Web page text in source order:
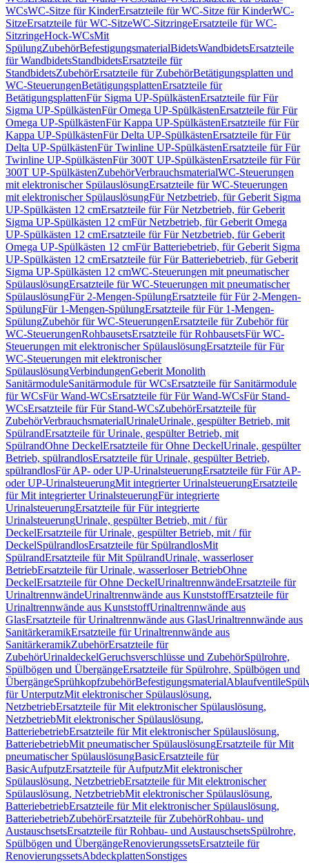
WCsWC-Sitze für KinderErsatzteile für WC-Sitze für KinderWC-
SitzeErsatzteile für WC-SitzeWC-SitzringeErsatzteile für WC-
SitzringeHock-WCsMit
SpülungZubehörBefestigungsmaterialBidetsWandbidetsErsatzteile
für WandbidetsStandbidetsErsatzteile für
StandbidetsZubehörErsatzteile für ZubehörBetätigungsplatten und
WC-SteuerungenBetätigungsplattenErsatzteile für
BetätigungsplattenFür Sigma UP-SpülkästenErsatzteile für Für
Sigma UP-SpülkästenFür Omega UP-SpülkästenErsatzteile für Für
Omega UP-SpülkästenFür Kappa UP-SpülkästenErsatzteile für Für
Kappa UP-SpülkästenFür Delta UP-SpülkästenErsatzteile für Für
Delta UP-SpülkästenFür Twinline UP-SpülkästenErsatzteile für Für
Twinline UP-SpülkästenFür 300T UP-SpülkästenErsatzteile für Für
300T UP-SpülkästenZubehörVerbrauchsmaterialWC-Steuerungen
mit elektronischer SpülauslösungErsatzteile für WC-Steuerungen
mit elektronischer SpülauslösungFür Netzbetrieb, für Geberit Sigma
UP-Spülkästen 12 cmErsatzteile für Für Netzbetrieb, für Geberit
Sigma UP-Spülkästen 12 cmFür Netzbetrieb, für Geberit Omega
UP-Spülkästen 12 cmErsatzteile für Für Netzbetrieb, für Geberit
Omega UP-Spülkästen 12 cmFür Batteriebetrieb, für Geberit Sigma
UP-Spülkästen 12 cmErsatzteile für Für Batteriebetrieb, für Geberit
Sigma UP-Spülkästen 12 cmWC-Steuerungen mit pneumatischer
SpülauslösungErsatzteile für WC-Steuerungen mit pneumatischer
SpülauslösungFür 2-Mengen-SpülungErsatzteile für Für 2-Mengen-
SpülungFür 1-Mengen-SpülungErsatzteile für Für 1-Mengen-
SpülungZubehör für WC-SteuerungenErsatzteile für Zubehör für
WC-SteuerungenRohbausetsErsatzteile für RohbausetsFür WC-
Steuerungen mit elektronischer SpülauslösungErsatzteile für Für
WC-Steuerungen mit elektronischer
SpülauslösungVerbindungenGeberit Monolith
SanitärmoduleSanitärmodule für WCsErsatzteile für Sanitärmodule
für WCsFür Wand-WCsErsatzteile für Für Wand-WCsFür Stand-
WCsErsatzteile für Für Stand-WCsZubehörErsatzteile für
ZubehörVerbrauchsmaterialUrinaleUrinale, gespülter Betrieb, mit
SpülrandErsatzteile für Urinale, gespülter Betrieb, mit
SpülrandOhne DeckelErsatzteile für Ohne DeckelUrinale, gespülter
Betrieb, spülrandlosErsatzteile für Urinale, gespülter Betrieb,
spülrandlosFür AP- oder UP-UrinalsteuerungErsatzteile für Für AP-
oder UP-UrinalsteuerungMit integrierter UrinalsteuerungErsatzteile
für Mit integrierter UrinalsteuerungFür integrierte
UrinalsteuerungErsatzteile für Für integrierte
UrinalsteuerungUrinale, gespülter Betrieb, mit / für
DeckelErsatzteile für Urinale, gespülter Betrieb, mit / für
DeckelSpülrandlosErsatzteile für SpülrandlosMit
SpülrandErsatzteile für Mit SpülrandUrinale, wasserloser
BetriebErsatzteile für Urinale, wasserloser BetriebOhne
DeckelErsatzteile für Ohne DeckelUrinaltrennwändeErsatzteile für
UrinaltrennwändeUrinaltrennwände aus KunststoffErsatzteile für
Urinaltrennwände aus KunststoffUrinaltrennwände aus
GlasErsatzteile für Urinaltrennwände aus GlasUrinaltrennwände aus
SanitärkeramikErsatzteile für Urinaltrennwände aus
SanitärkeramikZubehörErsatzteile für
ZubehörUrinaldeckelGeruchsverschlüsse und ZubehörSpülrohre,
Spülbögen und ÜbergängeErsatzteile für Spülrohre, Spülbögen und
ÜbergängeSprühkopfzubehörBefestigungsmaterialAblaufventile
für UnterputzMit elektronischer Spülauslösung,
NetzbetriebErsatzteile für Mit elektronischer Spülauslösung,
NetzbetriebMit elektronischer Spülauslösung,
BatteriebetriebErsatzteile für Mit elektronischer Spülauslösung,
BatteriebetriebMit pneumatischer SpülauslösungErsatzteile für Mit
pneumatischer SpülauslösungBasicErsatzteile für
BasicAufputzErsatzteile für AufputzMit elektronischer
Spülauslösung, NetzbetriebErsatzteile für Mit elektronischer
Spülauslösung, NetzbetriebMit elektronischer Spülauslösung,
BatteriebetriebErsatzteile für Mit elektronischer Spülauslösung,
BatteriebetriebZubehörErsatzteile für ZubehörRohbau- und
AustauschsetsErsatzteile für Rohbau- und AustauschsetsSpülrohre,
Spülbögen und ÜbergängeRenovierungssetsErsatzteile für
RenovierungssetsAbdeckplattenSonstiges